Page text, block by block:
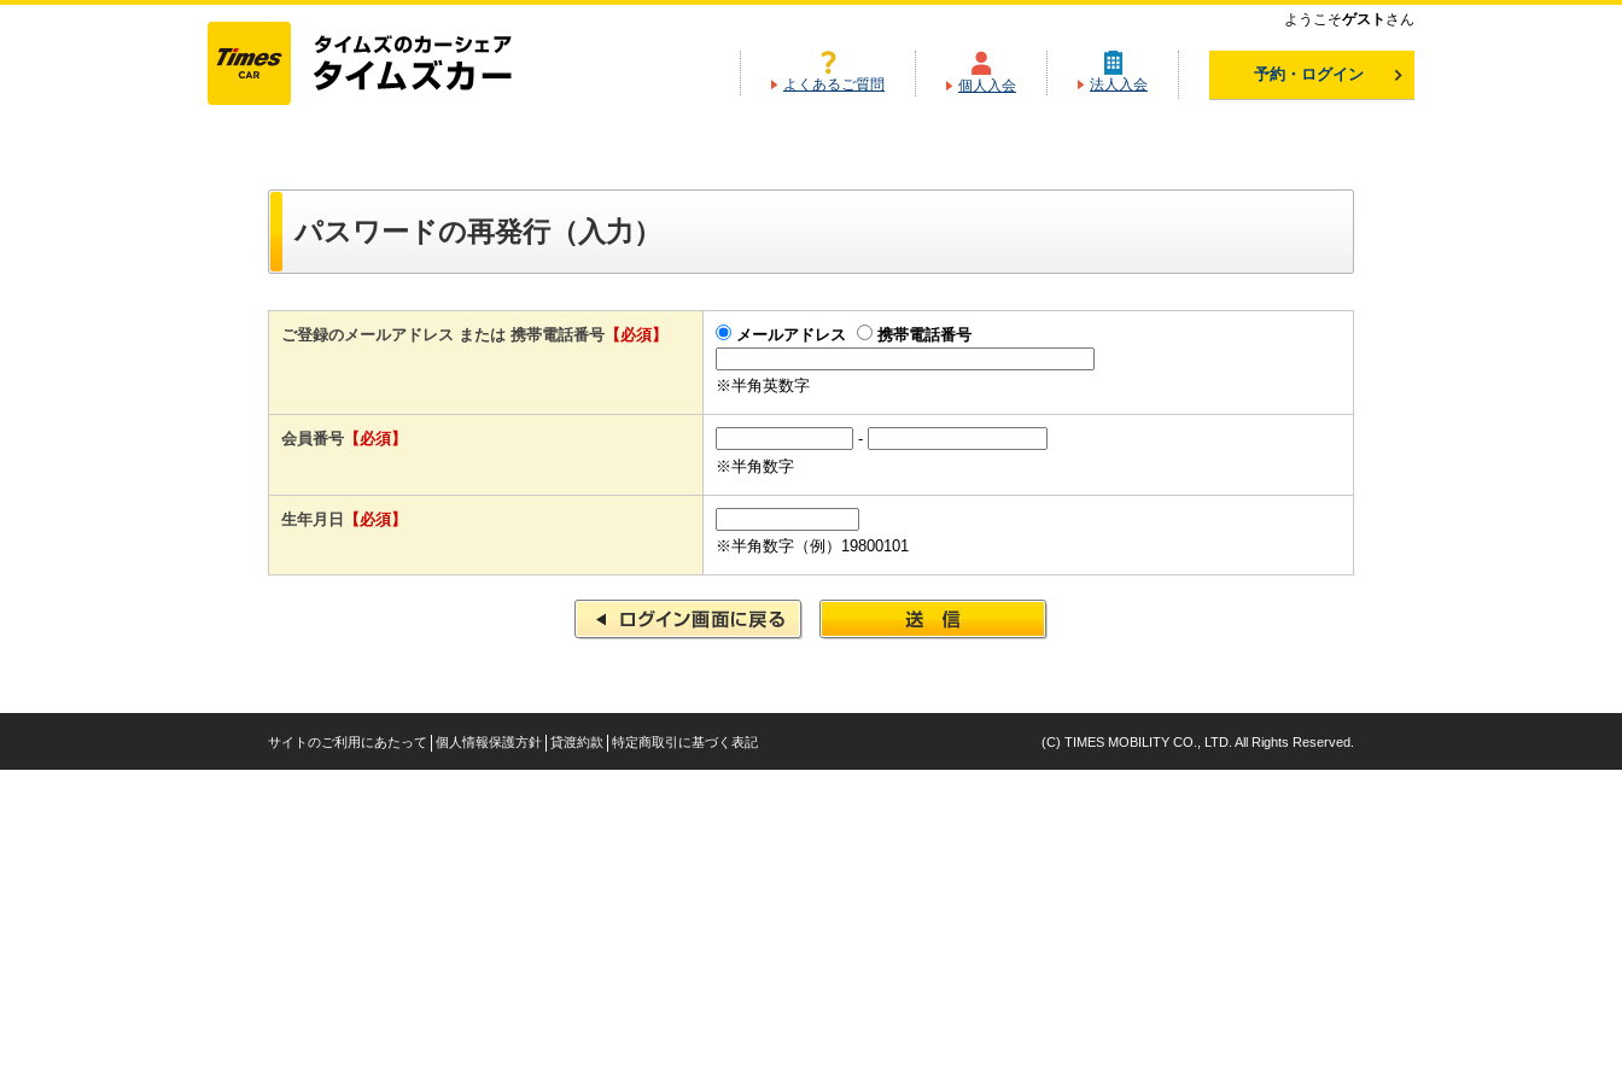
ようこそゲスト さん
よくあるご質問 個人入会 法人入会
予約・ログイン
パスワードの再発行（入力）
ご登録のメールアドレス または 携帯電話番号 【必須】 メールアドレス 携帯電話番号
※半角英数字
会員番号 【必須】
-
※半角数字
生年月日
【必須】
※半角数字（例）19800101
サイトのご利用にあたって 個人情報保護方針 貸渡約款 特定商取引に基づく表記 (C) TIMES MOBILITY CO., LTD. All Rights Reserved.